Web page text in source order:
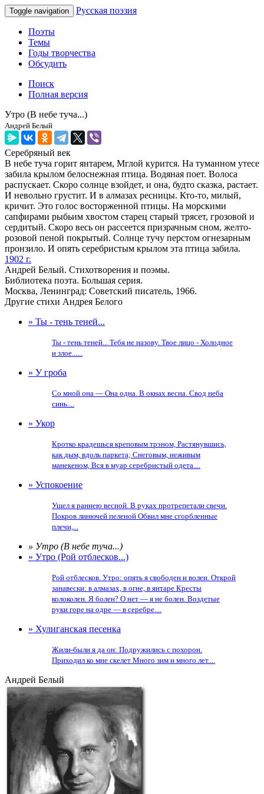
Toggle navigation Русская поэзия
Поэты
Темы
Годы творчества
Обсудить
Поиск
Полная версия
Утро (В небе туча...)
Андрей Белый
Серебряный век
В небе туча горит янтарем, Мглой курится. На туманном утесе
забила крылом белоснежная птица. Водяная поет. Волоса
распускает. Скоро солнце взойдет, и она, будто сказка, растает.
И невольно грустит. И в алмазах ресницы. Кто-то, милый,
кричит. Это голос восторженной птицы. На морскими
сапфирами рыбьим хвостом старец старый трясет, грозовой и
сердитый. Скоро весь он рассеется призрачным сном, желто-
розовой пеной покрытый. Солнце тучу перстом огнезарным
пронзило. И опять серебристым крылом эта птица забила.
1902 г.
Андрей Белый. Стихотворения и поэмы.
Библиотека поэта. Большая серия.
Москва, Ленинград: Советский писатель, 1966.
Другие стихи Андрея Белого
» Ты - тень теней...
Ты - тень теней... Тебя не назову. Твое лицо - Холодное
и злое......
» У гроба
Со мной она — Она одна. В окнах весна. Свод неба
синь....
» Укор
Кротко крадешься креповым трэном, Растянувшись,
как дым, вдоль паркета; Снеговым, неживым
манекеном, Вся в муар серебристый одета....
» Успокоение
Ушел я раннею весной. В руках протрепетали свечи.
Покров линючей пеленой Обвил мне сгорбленные
плечи,...
» Утро (В небе туча...)
» Утро (Рой отблесков...)
Рой отблесков. Утро: опять я свободен и волен. Открой
занавески: в алмазах, в огне, в янтаре Кресты
колоколен. Я болен? О нет — я не болен. Воздетые
руки горе на одре — в серебре....
» Хулиганская песенка
Жили-были я да он: Подружились с похорон.
Приходил ко мне скелет Много зим и много лет....
Андрей Белый